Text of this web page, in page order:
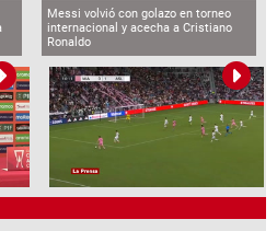
Messi volvió con golazo en torneo
internacional y acecha a Cristiano
Ronaldo